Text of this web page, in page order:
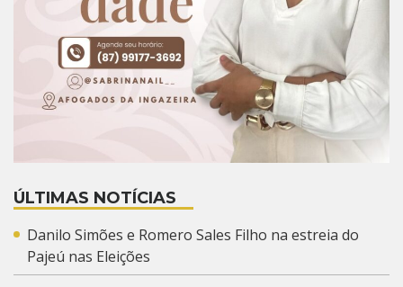
ÚLTIMAS NOTÍCIAS
Danilo Simões e Romero Sales Filho na estreia do
Pajeú nas Eleições